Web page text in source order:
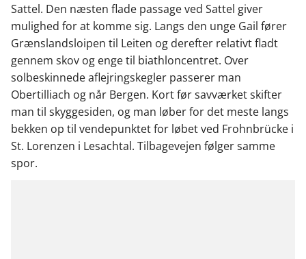
Sattel. Den næsten flade passage ved Sattel giver
mulighed for at komme sig. Langs den unge Gail fører
Grænslandsloipen til Leiten og derefter relativt fladt
gennem skov og enge til biathloncentret. Over
solbeskinnede aflejringskegler passerer man
Obertilliach og når Bergen. Kort før savværket skifter
man til skyggesiden, og man løber for det meste langs
bekken op til vendepunktet for løbet ved Frohnbrücke i
St. Lorenzen i Lesachtal. Tilbagevejen følger samme
spor.